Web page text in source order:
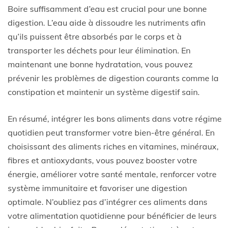
Boire suffisamment d’eau est crucial pour une bonne
digestion. L’eau aide à dissoudre les nutriments afin
qu’ils puissent être absorbés par le corps et à
transporter les déchets pour leur élimination. En
maintenant une bonne hydratation, vous pouvez
prévenir les problèmes de digestion courants comme la
constipation et maintenir un système digestif sain.
En résumé, intégrer les bons aliments dans votre régime
quotidien peut transformer votre bien-être général. En
choisissant des aliments riches en vitamines, minéraux,
fibres et antioxydants, vous pouvez booster votre
énergie, améliorer votre santé mentale, renforcer votre
système immunitaire et favoriser une digestion
optimale. N’oubliez pas d’intégrer ces aliments dans
votre alimentation quotidienne pour bénéficier de leurs